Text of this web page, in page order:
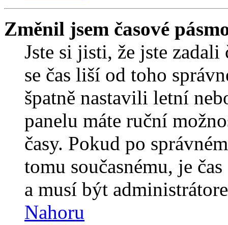
Změnil jsem časové
Jste si jisti, že jste zadali
se čas liší od toho
špatně nastavili letní
panelu máte ruční
časy. Pokud po
tomu současnému, je
a musí být
Nahoru